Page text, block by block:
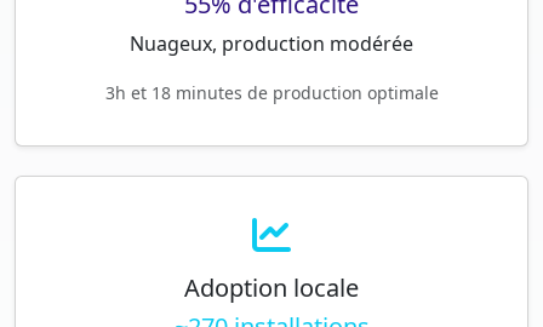
Nuageux, production modérée
3h et 18 minutes de production optimale
Adoption locale